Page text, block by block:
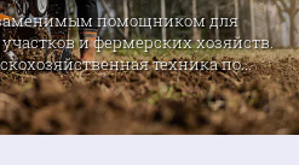
помощником для
и фермерских хозяйств.
техника по...